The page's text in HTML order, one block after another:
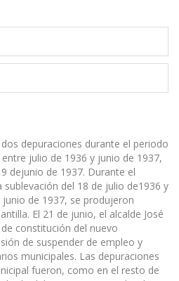
depuraciones durante el periodo
julio de 1936 y junio de 1937,
dejunio de 1937. Durante el
del 18 de julio de1936 y
de 1937, se produjeron
El 21 de junio, el alcalde José
constitución del nuevo
de suspender de empleo y
municipales. Las depuraciones
fueron, como en el resto de